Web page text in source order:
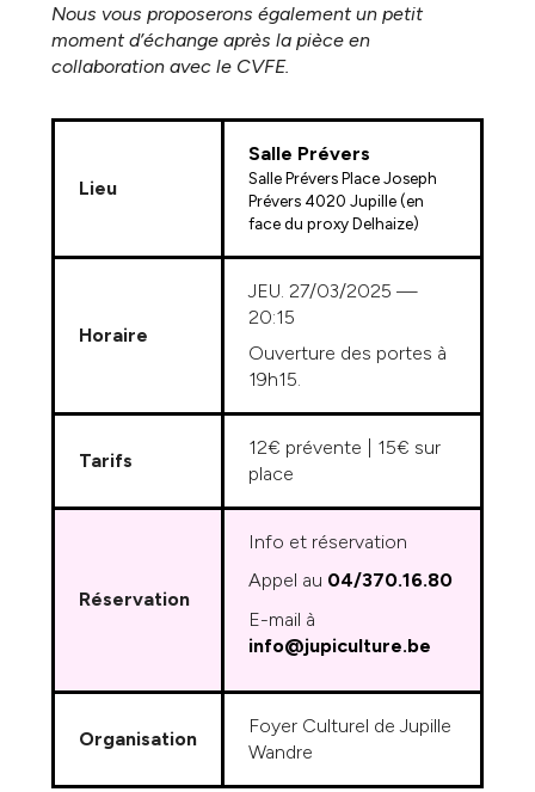
Nous vous proposerons également un petit
moment d’échange après la pièce en
collaboration avec le CVFE.
Lieu
Salle Prévers
Salle Prévers Place Joseph
Prévers 4020 Jupille (en
face du proxy Delhaize)
Horaire
JEU. 27/03/2025 —
20:15
Ouverture des portes à
19h15.
Tarifs
12€ prévente | 15€ sur
place
Réservation
Info et réservation
Appel au 04/370.16.80
E-mail à
info@jupiculture.be
Organisation
Foyer Culturel de Jupille
Wandre